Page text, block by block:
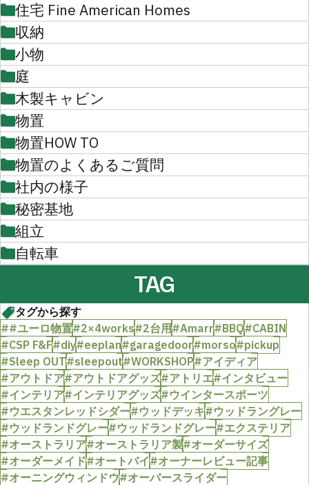
住宅 Fine American Homes
収納
小物
庭
木製キャビン
物置
物置HOW TO
物置のよくあるご質問
社内の様子
秘密基地
組立
自転車
TAG
タグから探す
##ユーロ物置#2×4works#2台用#Amarr#BBQ#CABIN
#CSP F&F#diy#eeplan#garagedoor#morso#pickup
#Sleep OUT#sleepout#WORKSHOP#アイディア
#アウトドア#アウトドアグッズ#アトリエ#インタビュー
#インテリア#インテリアグッズ#ウインタースポーツ
#ウエスタンレッドシダー#ウッドデッキ#ウッドラングレー
#ウッドランドグレー#ウッドランドグレー#エクステリア
#オーストラリア#オーストラリア製#オーダーサイズ
#オーダーメイド#オートバイ#オーナーレビュー記事
#オーニングウィンドウ#オーバースライダー